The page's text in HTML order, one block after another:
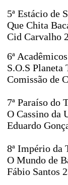
5ª Estácio de
Que Chita
Cid Carvalho
6ª
S.O.S Planeta
Comissão de
7ª Paraíso do
O Cassino da
Eduardo
8ª Império da
O Mundo de
Fábio Santos